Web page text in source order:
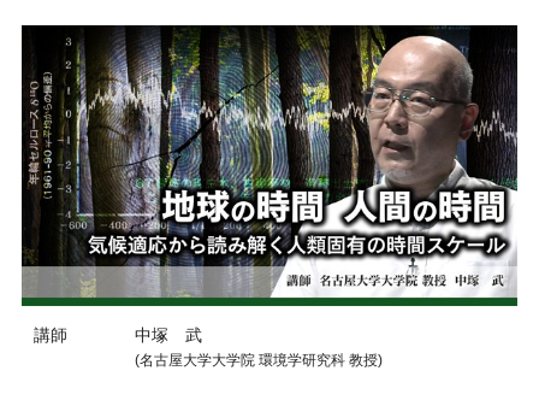
講師 中塚 武
(名古屋大学大学院 環境学研究科 教授)